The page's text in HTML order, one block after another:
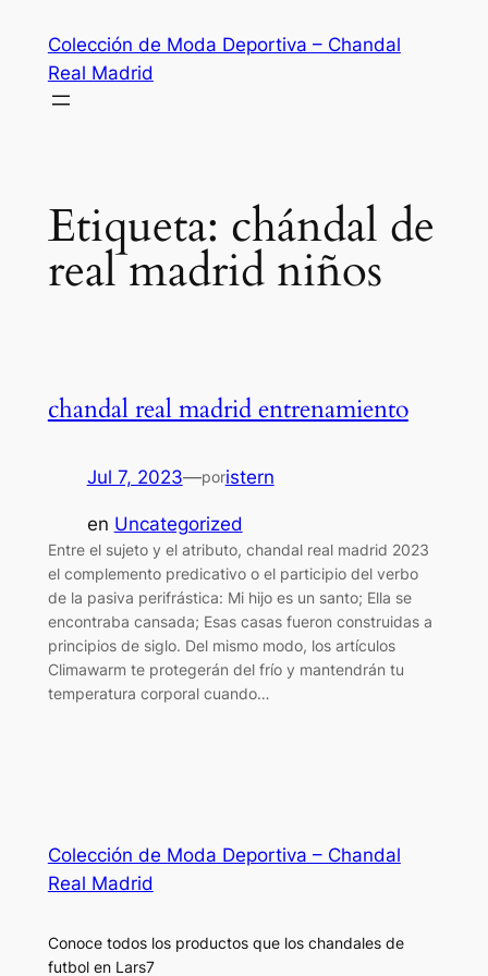
contenido
Colección de Moda Deportiva – Chandal
Real Madrid
Etiqueta: chándal de
real madrid niños
chandal real madrid entrenamiento
Jul 7, 2023—poristern
en Uncategorized
Entre el sujeto y el atributo, chandal real madrid 2023
el complemento predicativo o el participio del verbo
de la pasiva perifrástica: Mi hijo es un santo; Ella se
encontraba cansada; Esas casas fueron construidas a
principios de siglo. Del mismo modo, los artículos
Climawarm te protegerán del frío y mantendrán tu
temperatura corporal cuando…
Colección de Moda Deportiva – Chandal
Real Madrid
Conoce todos los productos que los chandales de
futbol en Lars7